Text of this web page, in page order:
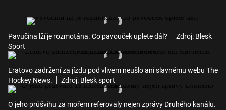
Pavučina lží je rozmotána. Co pavouček uplete dál?
Zdroj: Blesk
Sport
Eratovo zadržení za jízdu pod vlivem neušlo ani slavnému webu The
Hockey News.
Zdroj: Blesk sport
O jeho průšvihu za mořem referovaly nejen zprávy Druhého kanálu.